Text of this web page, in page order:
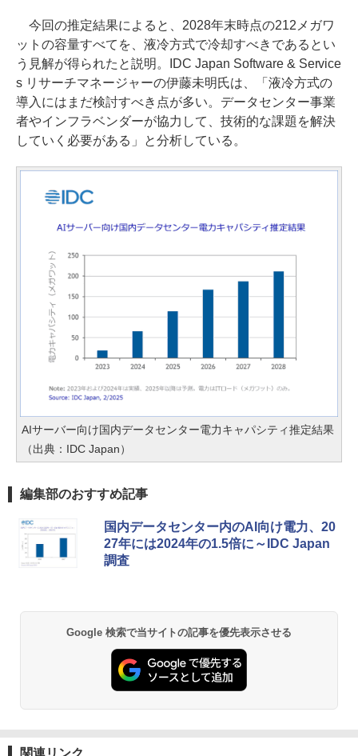
今回の推定結果によると、2028年末時点の212メガワ
ットの容量すべてを、液冷方式で冷却すべきであるとい
う見解が得られたと説明。IDC Japan Software & Service
s リサーチマネージャーの伊藤未明氏は、「液冷方式の
導入にはまだ検討すべき点が多い。データセンター事業
者やインフラベンダーが協力して、技術的な課題を解決
していく必要がある」と分析している。
AIサーバー向け国内データセンター電力キャパシティ推定結果
（出典：IDC Japan）
編集部のおすすめ記事
国内データセンター内のAI向け電力、20
27年には2024年の1.5倍に～IDC Japan
調査
Google 検索で当サイトの記事を優先表示させる
関連リンク